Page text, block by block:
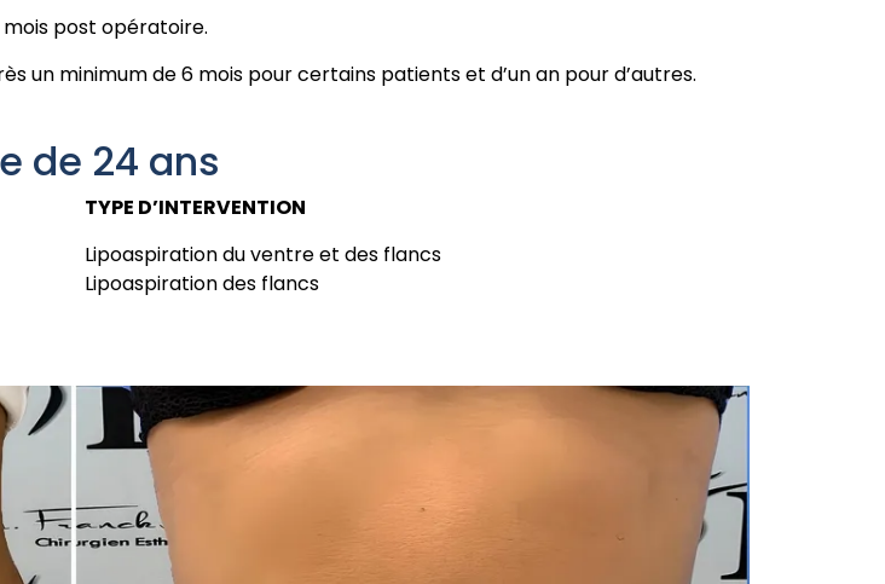
post opératoire.
un minimum de 6 mois pour certains patients et d’un an pour d’autres.
de 24 ans
TYPE D’INTERVENTION
Lipoaspiration du ventre et des flancs
Lipoaspiration des flancs